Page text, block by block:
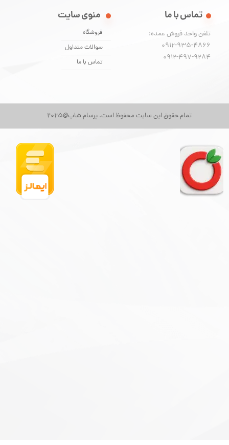
تمام حقوق این سایت محفوظ است. پرسام شاپ@2025
منوی سایت
فروشگاه
سوالات متداول
تماس با ما
تماس با ما
تلفن واحد فروش عمده:
0912-935-4866
​​​​​​​0912-497-9284